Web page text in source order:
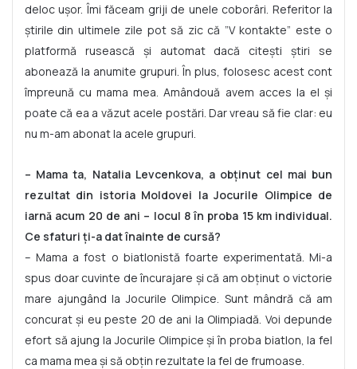
deloc ușor. Îmi făceam griji de unele coborâri. Referitor la
știrile din ultimele zile pot să zic că ”V kontakte” este o
platformă rusească și automat dacă citești știri se
abonează la anumite grupuri. În plus, folosesc acest cont
împreună cu mama mea. Amândouă avem acces la el și
poate că ea a văzut acele postări. Dar vreau să fie clar: eu
nu m-am abonat la acele grupuri.
– Mama ta, Natalia Levcenkova, a obținut cel mai bun
rezultat din istoria Moldovei la Jocurile Olimpice de
iarnǎ acum 20 de ani – locul 8 în proba 15 km individual.
Ce sfaturi ți-a dat înainte de cursă?
– Mama a fost o biatlonistă foarte experimentată. Mi-a
spus doar cuvinte de încurajare și că am obținut o victorie
mare ajungând la Jocurile Olimpice. Sunt mândră că am
concurat și eu peste 20 de ani la Olimpiadă. Voi depunde
efort să ajung la Jocurile Olimpice și în proba biatlon, la fel
ca mama mea și să obțin rezultate la fel de frumoase.